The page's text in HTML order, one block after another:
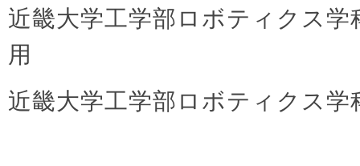
近畿大学工学部ロボティクス学
用
近畿大学工学部ロボティクス学